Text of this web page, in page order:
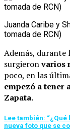
Juanda Caribe y
tomada de RCN)
Además, durante
surgieronvarios
poco, en las
empezó a tener
Zapata.
Lee también:
nueva foto que se